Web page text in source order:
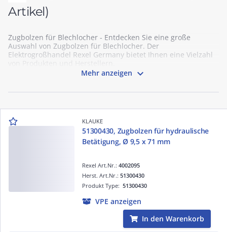
Artikel)
Zugbolzen für Blechlocher - Entdecken Sie eine große
Auswahl von Zugbolzen für Blechlocher. Der
Elektrogroßhandel Rexel Germany bietet Ihnen eine Vielzahl
von Produkten und Herstellern.
Mehr anzeigen 
KLAUKE
51300430, Zugbolzen für hydraulische
Betätigung, Ø 9,5 x 71 mm
Rexel Art.Nr.: 4002095
Produkt Type: 51300430
Herst. Art.Nr.: 51300430
VPE anzeigen
In den Warenkorb